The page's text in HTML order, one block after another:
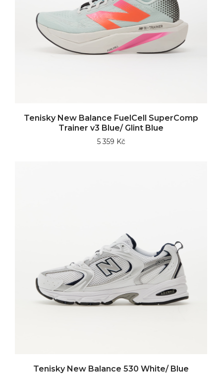
Tenisky New Balance FuelCell SuperComp
Trainer v3 Blue/ Glint Blue
5 359 Kč
Tenisky New Balance 530 White/ Blue